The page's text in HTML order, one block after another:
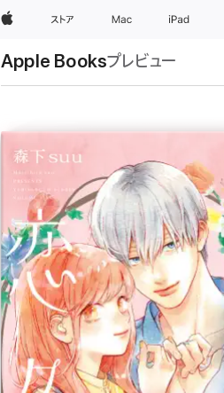
Appleストア Mac iPad
Apple Booksプレビュー